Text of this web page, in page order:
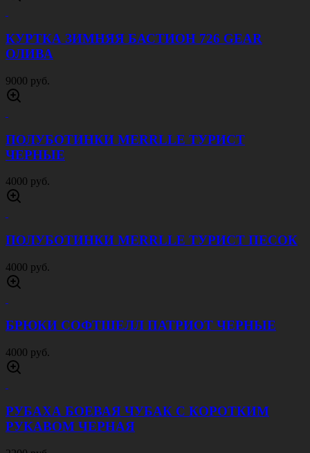
КУРТКА ЗИМНЯЯ БАСТИОН 726 GEAR
ОЛИВА
9000 руб.
ПОЛУБОТИНКИ MERRLLE ТУРИСТ
ЧЕРНЫЕ
4000 руб.
ПОЛУБОТИНКИ MERRLLE ТУРИСТ ПЕСОК
4000 руб.
БРЮКИ СОФТШЕЛЛ ПАТРИОТ ЧЕРНЫЕ
4000 руб.
РУБАХА БОЕВАЯ ЧУБАК С КОРОТКИМ
РУКАВОМ ЧЕРНАЯ